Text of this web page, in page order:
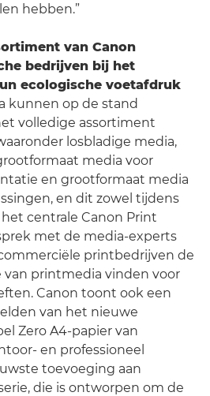
hebben.”
van Canon
bedrijven bij het
ecologische voetafdruk
kunnen op de stand
volledige assortiment
losbladige media,
media voor
en grootformaat media
en dit zowel tijdens
centrale Canon Print
met de media-experts
printbedrijven de
printmedia vinden voor
Canon toont ook een
van het nieuwe
Zero A4-papier van
en professioneel
toevoeging aan
die is ontworpen om de